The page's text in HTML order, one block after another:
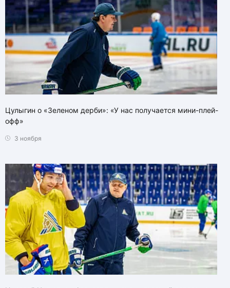
Цулыгин о «Зеленом дерби»: «У нас получается мини-плей-
офф»
3 ноября